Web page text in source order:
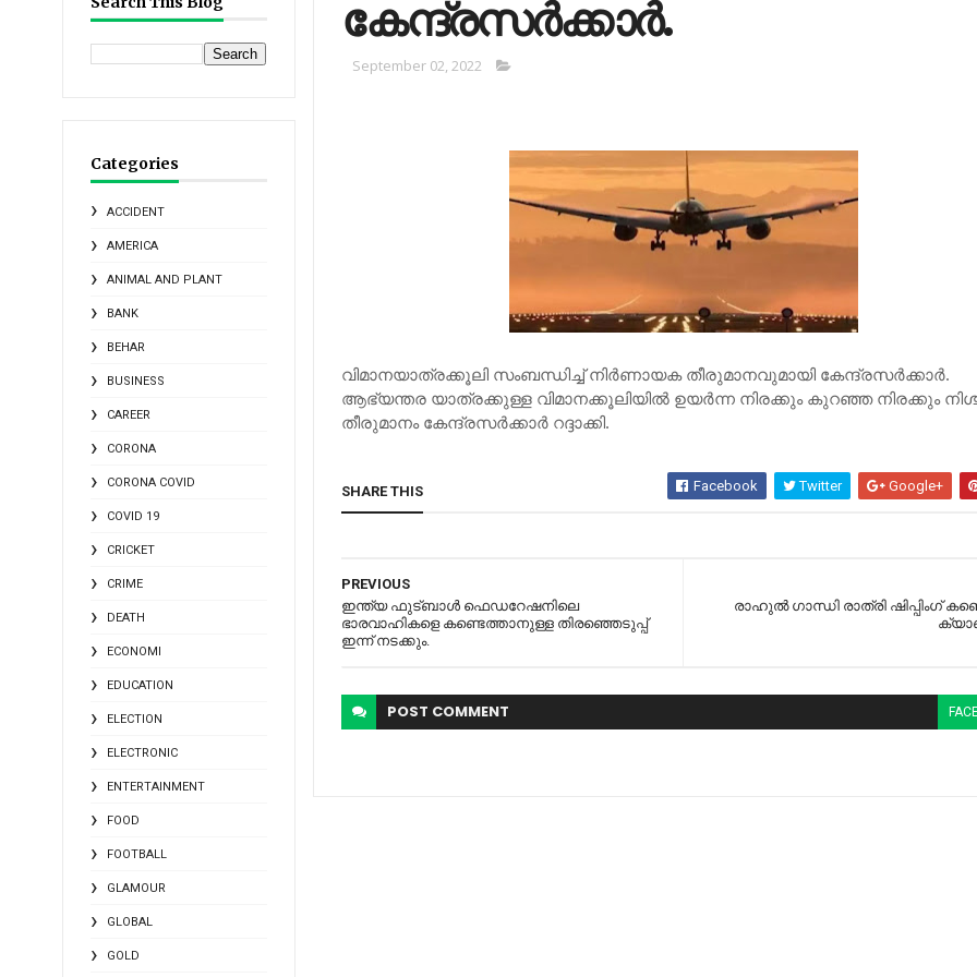
Categories
ACCIDENT
AMERICA
ANIMAL AND PLANT
BANK
BEHAR
BUSINESS
CAREER
CORONA
CORONA COVID
COVID 19
CRICKET
CRIME
DEATH
ECONOMI
EDUCATION
ELECTION
ELECTRONIC
ENTERTAINMENT
FOOD
FOOTBALL
GLAMOUR
GLOBAL
GOLD
കേന്ദ്രസര്‍ക്കാര്‍.
September 02, 2022
വിമാനയാത്രക്കൂലി സംബന്ധിച്ച്‌ നിര്‍ണായക തീരുമാനവുമായി കേന്ദ്രസര്‍ക്കാര്‍.
ആഭ്യന്തര യാത്രക്കുള്ള വിമാനക്കൂലിയില്‍ ഉയര്‍ന്ന നിരക്കും കുറഞ്ഞ നിരക്കും
തീരുമാനം കേന്ദ്രസര്‍ക്കാര്‍ റദ്ദാക്കി.
SHARE THIS Facebook Twitter Google+
രാഹുൽ ഗാന്ധി രാത്രി ഷിപ്പിംഗ്
PREVIOUS
ഇന്ത്യ ഫുട്ബാള്‍ ഫെഡറേഷനിലെ
ഭാരവാഹികളെ കണ്ടെത്താനുള്ള തിരഞ്ഞെടുപ്പ്
ഇന്ന് നടക്കും.
POST COMMENT